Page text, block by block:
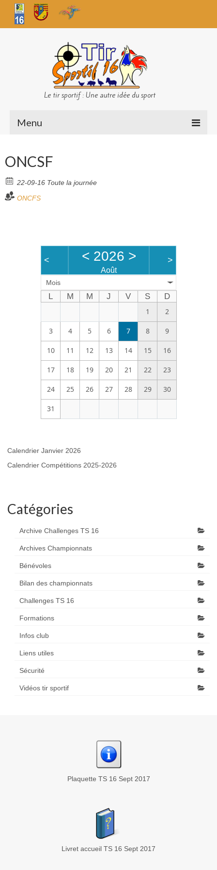
Le tir sportif : Une autre idée du sport
Menu
Sécurité
Challenges TS 16
Vidéos
ONCSF
22-09-16 Toute la journée
ONCFS
< < 2026 >
Août
>
Mois
L M M J V S
D
1
2
3 4 5 6 7 8 9
10 11 12 13 14 15 16
17 18 19 20 21 22 23
24 25 26 27 28 29 30
31
Calendrier Janvier 2026
Calendrier Compétitions 2025-2026
Catégories
Archive Challenges TS 16
Archives Championnats
Bénévoles
Bilan des championnats
Challenges TS 16
Formations
Infos club
Liens utiles
Sécurité
Vidéos tir sportif
Plaquette TS 16 Sept 2017
Livret accueil TS 16 Sept 2017